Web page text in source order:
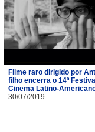
Filme raro dirigido por
filho encerra o 14º
Cinema Latino-
30/07/2019